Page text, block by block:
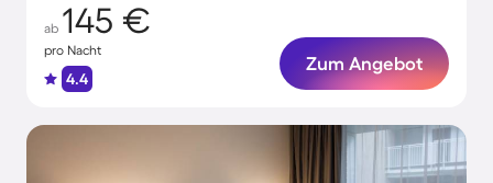
ab 145 €
pro Nacht
4.4
Zum Angebot